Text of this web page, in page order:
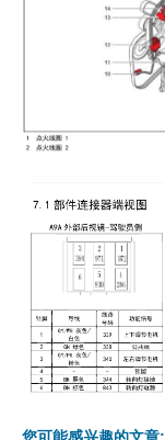
您可能感兴趣的文章: